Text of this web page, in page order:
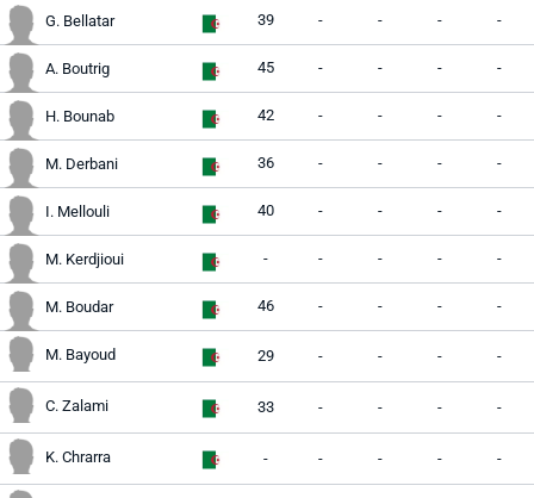
G. Bellatar 39 - - - -
A. Boutrig 45 - - - -
H. Bounab 42 - - - -
M. Derbani 36 - - - -
I. Mellouli 40 - - - -
M. Kerdjioui - - - - -
M. Boudar 46 - - - -
M. Bayoud 29 - - - -
C. Zalami 33 - - - -
K. Chrarra - - - - -